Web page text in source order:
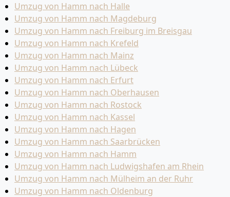
Umzug von Hamm nach Halle
Umzug von Hamm nach Magdeburg
Umzug von Hamm nach Freiburg im Breisgau
Umzug von Hamm nach Krefeld
Umzug von Hamm nach Mainz
Umzug von Hamm nach Lübeck
Umzug von Hamm nach Erfurt
Umzug von Hamm nach Oberhausen
Umzug von Hamm nach Rostock
Umzug von Hamm nach Kassel
Umzug von Hamm nach Hagen
Umzug von Hamm nach Saarbrücken
Umzug von Hamm nach Hamm
Umzug von Hamm nach Ludwigshafen am Rhein
Umzug von Hamm nach Mülheim an der Ruhr
Umzug von Hamm nach Oldenburg